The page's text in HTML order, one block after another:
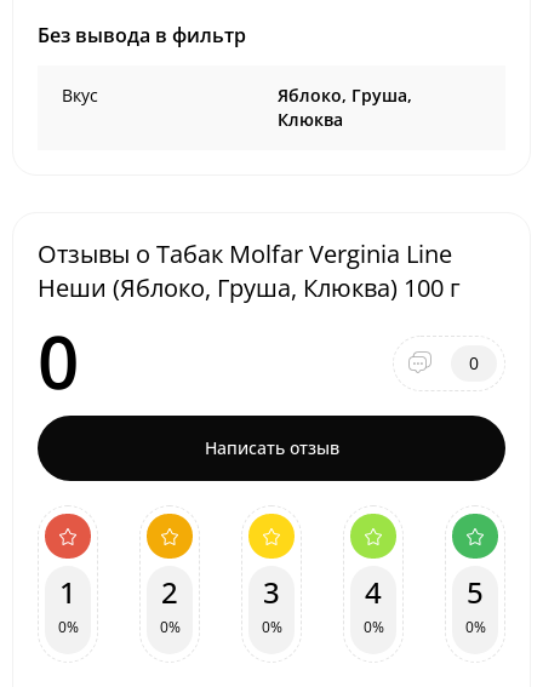
Без вывода в фильтр
Вкус
Яблоко, Груша,
Клюква
Отзывы о Табак Molfar Verginia Line
Неши (Яблоко, Груша, Клюква) 100 г
0 0
Написать отзыв
1
0%
2
0%
3
0%
4
0%
5
0%